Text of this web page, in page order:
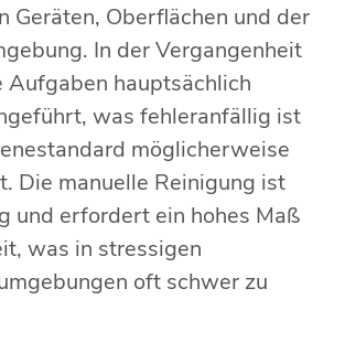
Geräten, Oberflächen und der
In der Vergangenheit
Aufgaben hauptsächlich
was fehleranfällig ist
möglicherweise
Die manuelle Reinigung ist
und erfordert ein hohes Maß
was in stressigen
oft schwer zu